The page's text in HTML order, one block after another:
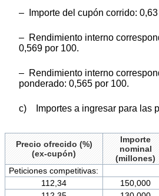
– Importe del cupón corrido:
– Rendimiento interno
0,569 por 100.
– Rendimiento interno
ponderado: 0,565 por 100.
c) Importes a ingresar para las
Precio ofrecido (%)
(ex-cupón)
Importe
nominal
(millones)
Peticiones competitivas:
112,34
150,000